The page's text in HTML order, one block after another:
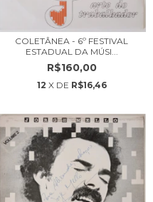
COLETÂNEA - 6º FESTIVAL
ESTADUAL DA MÚSI...
R$160,00
12 X DE R$16,46